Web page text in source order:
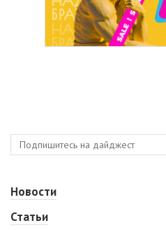
Новости
Статьи